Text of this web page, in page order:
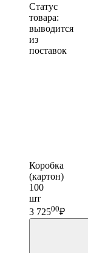
Статус
товара:
выводится
из
поставок
Коробка
(картон)
100
шт
3 72500₽